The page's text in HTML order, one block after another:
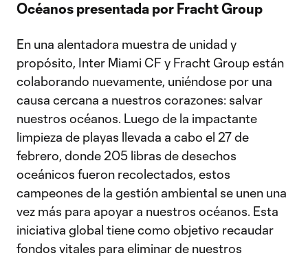
Océanos presentada por Fracht Group
En una alentadora muestra de unidad y
propósito, Inter Miami CF y Fracht Group están
colaborando nuevamente, uniéndose por una
causa cercana a nuestros corazones: salvar
nuestros océanos. Luego de la impactante
limpieza de playas llevada a cabo el 27 de
febrero, donde 205 libras de desechos
oceánicos fueron recolectados, estos
campeones de la gestión ambiental se unen una
vez más para apoyar a nuestros océanos. Esta
iniciativa global tiene como objetivo recaudar
fondos vitales para eliminar de nuestros